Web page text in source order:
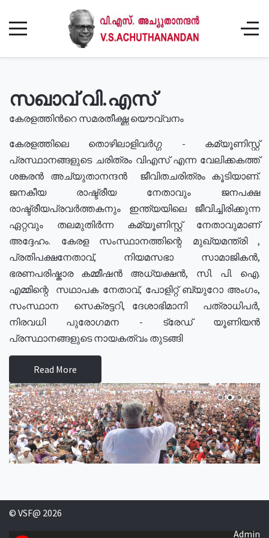
സഖാവ് വി.എസ്
കേരളത്തിൻറെ സമരതീക്ഷ്ണ യൌവ്വനം
കേരളത്തിലെ തൊഴിലാളിവർഗ്ഗ - കമ്യൂണിസ്റ്റ്
പ്രസ്ഥാനങ്ങളുടെ ചരിത്രം വിഎസ് എന്ന വേലിക്കകത്ത്
ശങ്കരൻ അച്യുതാനന്ദൻ ജീവിതചരിത്രം കൂടിയാണ്.
ജനകീയ രാഷ്ട്രീയ നേതാവും ജനപക്ഷ
രാഷ്ട്രീയപ്രവർത്തകനും ഇന്ത്യയിലെ ജീവിച്ചിരിക്കുന്ന
ഏറ്റവും തലമുതിർന്ന കമ്യൂണിസ്റ്റ് നേതാവുമാണ്
അദ്ദേഹം. കേരള സംസ്ഥാനത്തിന്റെ മുഖ്യമന്ത്രി ,
പ്രതിപക്ഷനേതാവ്, നിയമസഭാ സാമാജികൻ,
ഭരണപരിഷ്കാര കമ്മീഷൻ അധ്യക്ഷൻ, സി. പി. ഐ.
എമ്മിന്റെ സഥാപക നേതാവ്, പോളിറ്റ് ബ്യുറോ അംഗം,
സംസ്ഥാന സെക്രട്ടറി, ദേശാഭിമാനി പത്രാധിപർ,
നിരവധി പുരോഗമന - ട്രേഡ് യൂണിയൻ
പ്രസ്ഥാനങ്ങളുടെ നായകത്വം തുടങ്ങി
Read More
© VSF@ 2026
Admin